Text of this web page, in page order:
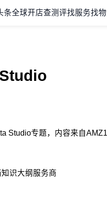
条全球开店查测评找服务找
Studio专题，内容来自
知识大纲 服务商